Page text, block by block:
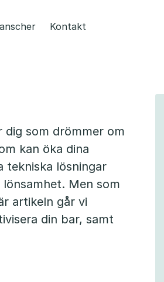
Kontakt
som drömmer om
kan öka dina
tekniska lösningar
Men som
artikeln går vi
din bar, samt